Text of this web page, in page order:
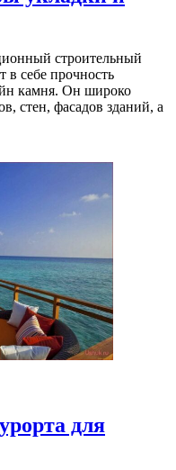
строительный
в себе прочность
камня. Он широко
стен, фасадов зданий, а
для